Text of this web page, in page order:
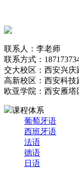
联系人：李老师
联系方式：
交大校区：西安兴
高新校区：西安科技
欧亚学院：西安雁
课程体系
葡萄牙语
西班牙语
法语
德语
日语